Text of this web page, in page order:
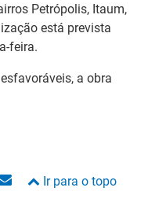
Petrópolis, Itaum,
está prevista
feira.
a obra
Ir para o topo